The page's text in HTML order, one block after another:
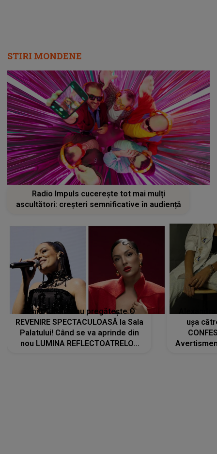
STIRI MONDENE
Radio Impuls cucerește tot mai mulți
ascultători: creșteri semnificative în audiență
Tania Turtureanu pregătește O
REVENIRE SPECTACULOASĂ la Sala
Palatului! Când se va aprinde din
nou LUMINA REFLECTOATRELOR
ușa